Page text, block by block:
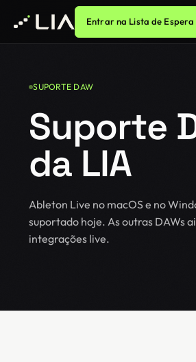
Entrar na Lista de Espera
SUPORTE DAW
Suporte
da LIA
Ableton Live no macOS e no
suportado hoje. As outras DAWs
integrações live.